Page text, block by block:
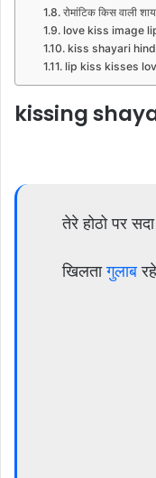
रोमांटिक किस वाली
love kiss image
kiss shayari
lip kiss kisses
kissing
तेरे होठो पर सदा
खिलतागुलाब